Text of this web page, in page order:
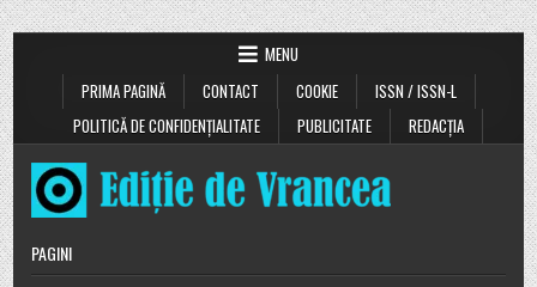
MENU
PRIMA PAGINĂ
CONTACT COOKIE
ISSN / ISSN-L
POLITICĂ DE CONFIDENȚIALITATE
PUBLICITATE REDACȚIA
PAGINI